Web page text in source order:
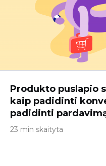
Produkto puslapio
kaip padidinti
padidinti
23 min skaityta